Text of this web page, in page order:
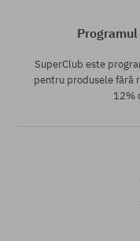
SuperClub este
pentru produsele fără
12%